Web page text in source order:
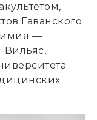
Гаванского
—
Вильяс,